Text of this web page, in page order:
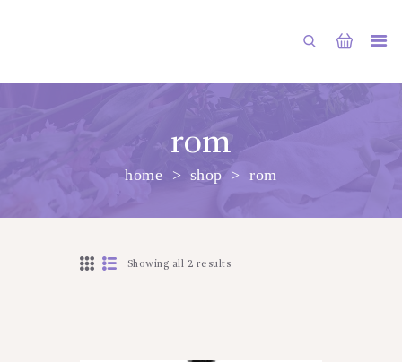
rom
home shop rom
PRINCIPALA
DESPRE NOI
Showing all 2 results